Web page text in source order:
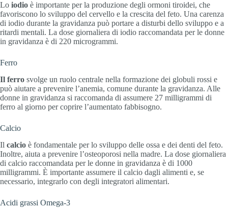
Lo iodio è importante per la produzione degli ormoni tiroidei, che
favoriscono lo sviluppo del cervello e la crescita del feto. Una carenza
di iodio durante la gravidanza può portare a disturbi dello sviluppo e a
ritardi mentali. La dose giornaliera di iodio raccomandata per le donne
in gravidanza è di 220 microgrammi.
Ferro
Il ferro svolge un ruolo centrale nella formazione dei globuli rossi e
può aiutare a prevenire l’anemia, comune durante la gravidanza. Alle
donne in gravidanza si raccomanda di assumere 27 milligrammi di
ferro al giorno per coprire l’aumentato fabbisogno.
Calcio
Il calcio è fondamentale per lo sviluppo delle ossa e dei denti del feto.
Inoltre, aiuta a prevenire l’osteoporosi nella madre. La dose giornaliera
di calcio raccomandata per le donne in gravidanza è di 1000
milligrammi. È importante assumere il calcio dagli alimenti e, se
necessario, integrarlo con degli integratori alimentari.
Acidi grassi Omega-3